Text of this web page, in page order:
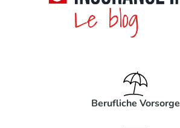
Berufliche Vorsorge